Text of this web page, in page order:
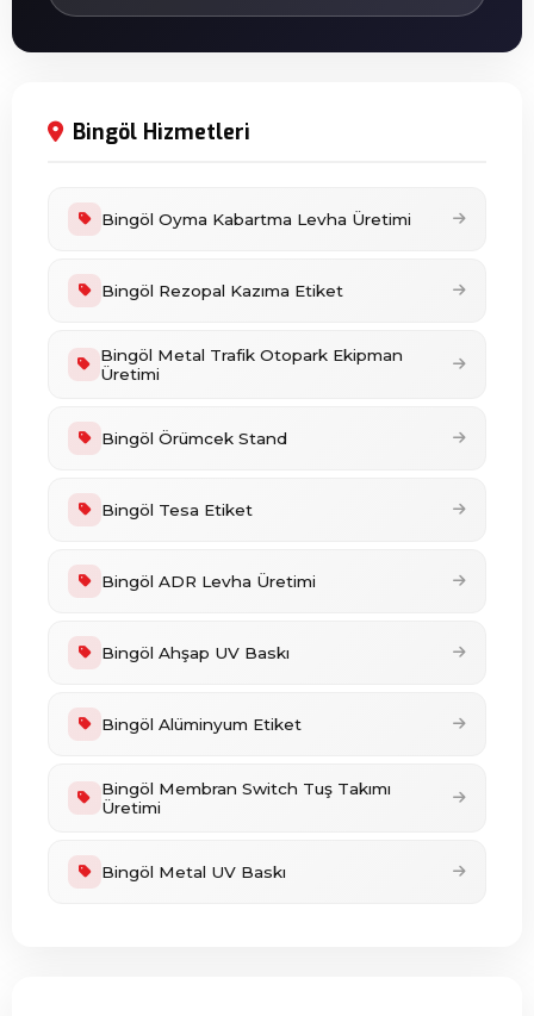
Bingöl Hizmetleri
Bingöl Oyma Kabartma Levha Üretimi
Bingöl Rezopal Kazıma Etiket
Bingöl Metal Trafik Otopark Ekipman
Üretimi
Bingöl Örümcek Stand
Bingöl Tesa Etiket
Bingöl ADR Levha Üretimi
Bingöl Ahşap UV Baskı
Bingöl Alüminyum Etiket
Bingöl Membran Switch Tuş Takımı
Üretimi
Bingöl Metal UV Baskı